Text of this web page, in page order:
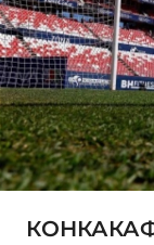
КОНКАКАФ